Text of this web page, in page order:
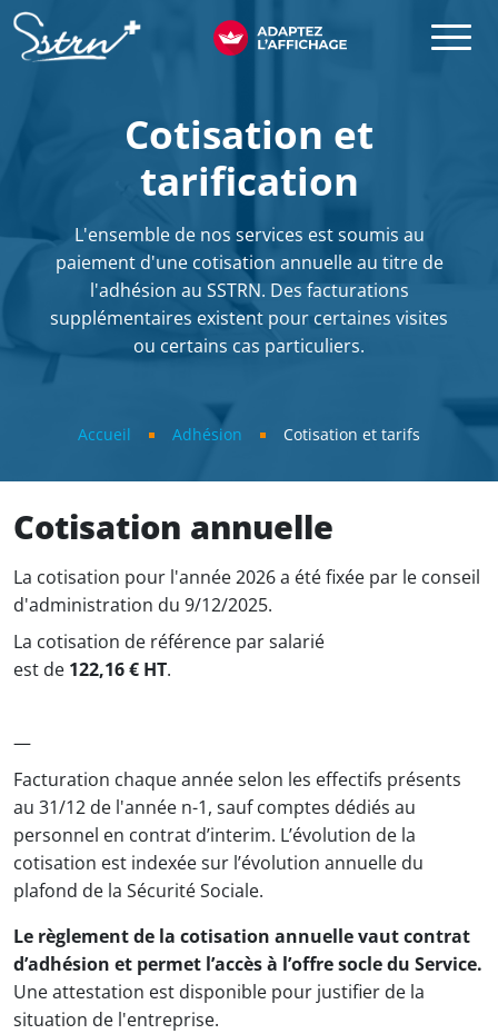
Aller au contenu principal
SSTRN
Cotisation et
tarification
L'ensemble de nos services est soumis au
paiement d'une cotisation annuelle au titre de
l'adhésion au SSTRN. Des facturations
supplémentaires existent pour certaines visites
ou certains cas particuliers.
Accueil Adhésion Cotisation et tarifs
Cotisation annuelle
La cotisation pour l'année 2026 a été fixée par le conseil
d'administration du 9/12/2025.
La cotisation de référence par salarié
est de 122,16 € HT.
—
Facturation chaque année selon les effectifs présents
au 31/12 de l'année n-1, sauf comptes dédiés au
personnel en contrat d’interim. L’évolution de la
cotisation est indexée sur l’évolution annuelle du
plafond de la Sécurité Sociale.
Le règlement de la cotisation annuelle vaut contrat
d’adhésion et permet l’accès à l’offre socle du Service.
Une attestation est disponible pour justifier de la
situation de l'entreprise.